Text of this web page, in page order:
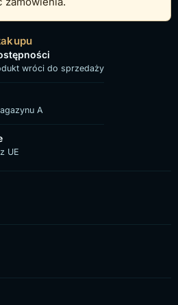
wróci do sprzedaży
A
UE